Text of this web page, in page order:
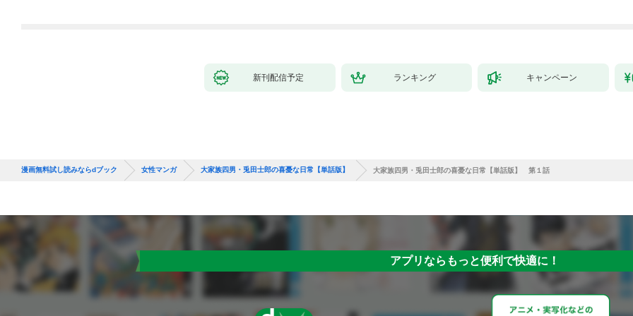
新刊配信予定 ランキング キャンペーン
漫画無料試し読みならdブック 女性マンガ 大家族四男・兎田士郎の喜憂な日常【単話版】 大家族四男・兎田士郎の喜憂な日常【単話版】 第１話
アプリならもっと便利で快適に！